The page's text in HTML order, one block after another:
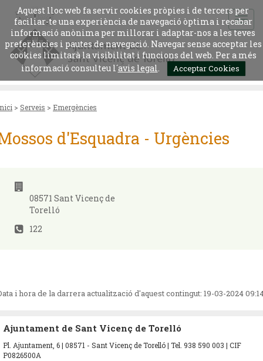
Aquest lloc web fa servir cookies pròpies i de tercers per
faciliar-te una experiència de navegació òptima i recabar
informació anònima per millorar i adaptar-nos a les teves
preferències i pautes de navegació. Navegar sense acceptar les
cookies limitarà la visibilitat i funcions del web. Per a més
informació consulteu l´avis legal. Acceptar Cookies
> Serveis > Emergències
d'Esquadra - Urgències
08571 Sant Vicenç de
Torelló
122
i hora de la darrera actualització d'aquest contingut: 19-03-2024
Ajuntament de Sant Vicenç de Torelló
Pl. Ajuntament, 6 | 08571 - Sant Vicenç de Torelló | Tel. 938 590 003 | CIF
P0826500A